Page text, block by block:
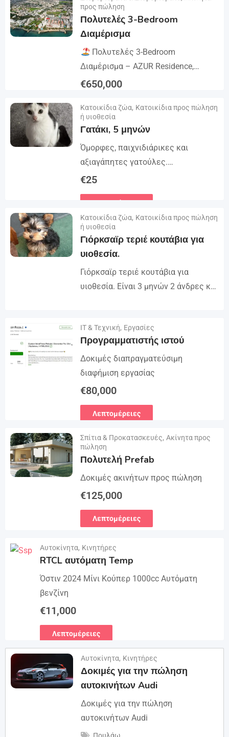
MacBooks, φορητούς υπολογιστές,
tablet, κονσόλες παιχνιδιών,
υπολογιστές, επίπεδο BGA...
προς πώληση
Πολυτελές 3-Bedroom
Διαμέρισμα
Πολυτελές 3-Bedroom
Διαμέρισμα – AZUR Residence,
Γερμασόγεια, Λεμεσός
σε αυτό το πρόσφατα ανακαινισμένο
διαμέρισμα του δεύτερου ορόφου,...
€650,000
Λεπτομέρειες
Κατοικίδια ζώα, Κατοικίδια προς πώληση
ή υιοθεσία
Γατάκι, 5 μηνών
Όμορφες, παιχνιδιάρικες και
αξιαγάπητες γατούλες.
Παρακαλείστε να σημειώσετε ότι
να αγοράσετε. Φλι...
€25
Λεπτομέρειες
Κατοικίδια ζώα, Κατοικίδια προς πώληση
ή υιοθεσία
Γιόρκσαϊρ τεριέ κουτάβια για
υιοθεσία.
Γιόρκσαϊρ τεριέ κουτάβια για
υιοθεσία. Είναι 3 μηνών 2 άνδρες και
(rosemuiz10@gmail.com) για
οποιοδήποτε ενδιαφερόμενο
πρόσωπο...
Λεπτομέρειες
ΙΤ & Τεχνική, Εργασίες
Προγραμματιστής ιστού
Δοκιμές διαπραγματεύσιμη
διαφήμιση εργασίας
€80,000
Λεπτομέρειες
Σπίτια & Προκατασκευές, Ακίνητα προς
πώληση
Πολυτελή Prefab
Δοκιμές ακινήτων προς πώληση
€125,000
Λεπτομέρειες
Αυτοκίνητα, Κινητήρες
RTCL αυτόματη Temp
Όστιν 2024 Μίνι Κούπερ 1000cc Αυτόματη
βενζίνη
€11,000
Λεπτομέρειες
Αυτοκίνητα, Κινητήρες
Δοκιμές για την πώληση
αυτοκινήτων Audi
Δοκιμές για την πώληση
αυτοκινήτων Audi